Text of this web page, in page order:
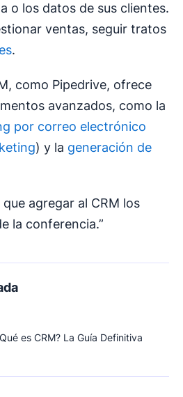
o los datos de sus clientes.
ventas, seguir tratos
.
como Pipedrive, ofrece
avanzados, como la
por correo electrónico
) y la generación de
que agregar al CRM los
la conferencia.”
es CRM? La Guía Definitiva